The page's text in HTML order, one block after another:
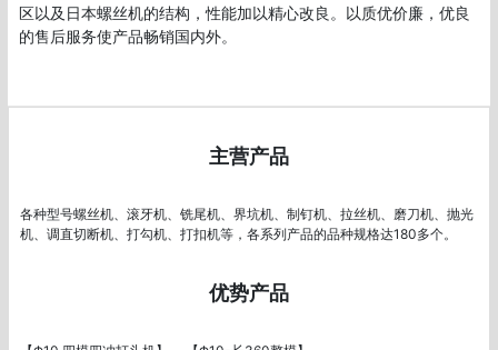
区以及日本螺丝机的结构，性能加以精心改良。以质优价廉，优良
的售后服务使产品畅销国内外。
主营产品
各种型号螺丝机、滚牙机、铣尾机、界坑机、制钉机、拉丝机、磨刀机、抛光
机、调直切断机、打勾机、打扣机等，各系列产品的品种规格达180多个。
优势产品